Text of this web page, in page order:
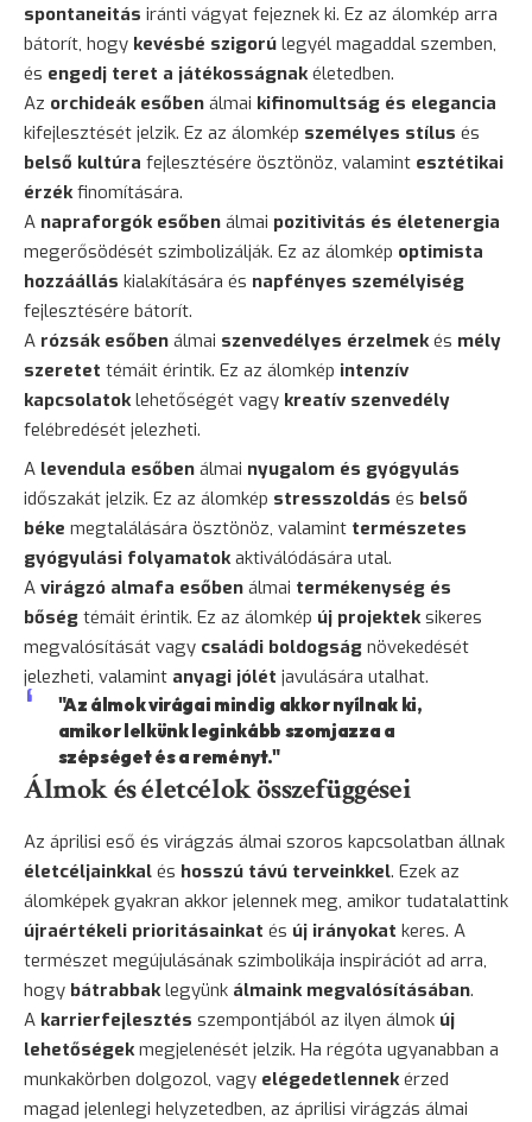
spontaneitás iránti vágyat fejeznek ki. Ez az álomkép arra
bátorít, hogy kevésbé szigorú legyél magaddal szemben,
és engedj teret a játékosságnakéletedben.
Az orchideák esőben álmai kifinomultság és elegancia
kifejlesztését jelzik. Ez az álomkép személyes stílus és
belső kultúra fejlesztésére ösztönöz, valamint esztétikai
érzékfinomítására.
A napraforgók esőben álmai pozitivitás és életenergia
megerősödését szimbolizálják. Ez az álomkép optimista
hozzáállás kialakítására és napfényes személyiség
fejlesztésére bátorít.
A rózsák esőben álmai szenvedélyes érzelmekés mély
szeretet témáit érintik. Ez az álomkép intenzív
kapcsolatoklehetőségét vagy kreatív szenvedély
felébredését jelezheti.
A levendula esőben álmai nyugalom és gyógyulás
időszakát jelzik. Ez az álomkép stresszoldás és belső
béke megtalálására ösztönöz, valamint természetes
gyógyulási folyamatokaktiválódására utal.
A virágzó almafa esőben álmai termékenység és
bőség témáit érintik. Ez az álomkép új projekteksikeres
megvalósítását vagy családi boldogság növekedését
jelezheti, valamint anyagi jólét javulására utalhat.
"Az álmok virágai mindig akkor nyílnak ki,
amikor lelkünk leginkább szomjazza a
szépséget és a reményt."
Álmok és életcélok összefüggései
Az áprilisi eső és virágzás álmai szoros kapcsolatban állnak
életcéljainkkal és hosszú távú terveinkkel. Ezek az
álomképek gyakran akkor jelennek meg, amikor tudatalattink
újraértékeli prioritásainkat és új irányokat keres. A
természet megújulásának szimbolikája inspirációt ad arra,
hogy bátrabbaklegyünk álmaink megvalósításában.
A karrierfejlesztés szempontjából az ilyen álmok új
lehetőségekmegjelenését jelzik. Ha régóta ugyanabban a
munkakörben dolgozol, vagy elégedetlennekérzed
magad jelenlegi helyzetedben, az áprilisi virágzás álmai